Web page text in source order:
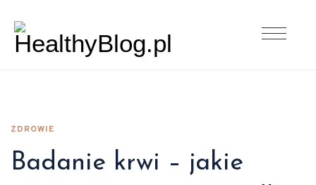
ZDROWIE
Badanie krwi – jakie